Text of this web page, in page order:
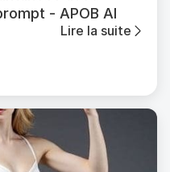
- APOB AI
Lire la suite